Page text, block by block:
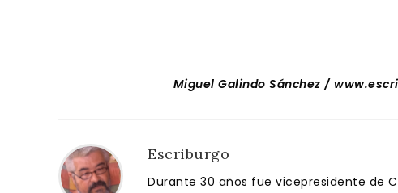
Miguel Galindo Sánchez /
Escriburgo
Durante 30 años fue vicepresidente de